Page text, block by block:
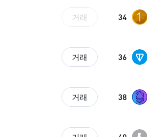
거래 34
거래 36
거래 38